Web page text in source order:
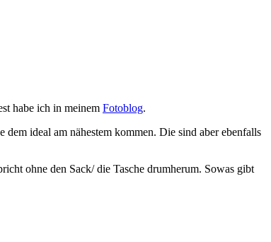
habe ich in meinem Fotoblog.
dem ideal am nähestem kommen. Die sind aber ebenfalls
ohne den Sack/ die Tasche drumherum. Sowas gibt